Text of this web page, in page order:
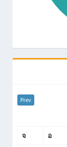
30/05/2568
Prev
จ อ